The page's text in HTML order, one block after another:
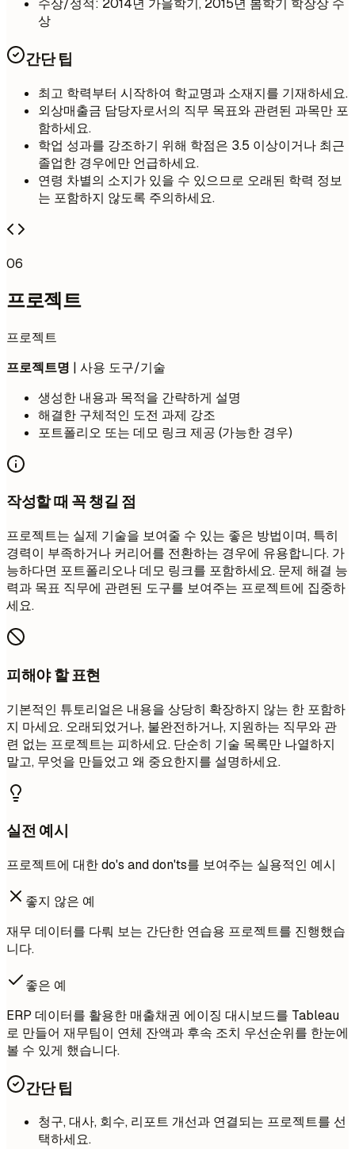
수상/성적: 2014년 가을학기, 2015년 봄학기 학장상 수
상
간단 팁
최고 학력부터 시작하여 학교명과 소재지를 기재하세요.
외상매출금 담당자로서의 직무 목표와 관련된 과목만 포
함하세요.
학업 성과를 강조하기 위해 학점은 3.5 이상이거나 최근
졸업한 경우에만 언급하세요.
연령 차별의 소지가 있을 수 있으므로 오래된 학력 정보
는 포함하지 않도록 주의하세요.
06
프로젝트
프로젝트
프로젝트명 | 사용 도구/기술
생성한 내용과 목적을 간략하게 설명
해결한 구체적인 도전 과제 강조
포트폴리오 또는 데모 링크 제공 (가능한 경우)
작성할 때 꼭 챙길 점
프로젝트는 실제 기술을 보여줄 수 있는 좋은 방법이며, 특히
경력이 부족하거나 커리어를 전환하는 경우에 유용합니다. 가
능하다면 포트폴리오나 데모 링크를 포함하세요. 문제 해결 능
력과 목표 직무에 관련된 도구를 보여주는 프로젝트에 집중하
세요.
피해야 할 표현
기본적인 튜토리얼은 내용을 상당히 확장하지 않는 한 포함하
지 마세요. 오래되었거나, 불완전하거나, 지원하는 직무와 관
련 없는 프로젝트는 피하세요. 단순히 기술 목록만 나열하지
말고, 무엇을 만들었고 왜 중요한지를 설명하세요.
실전 예시
프로젝트에 대한 do's and don'ts를 보여주는 실용적인 예시
좋지 않은 예
재무 데이터를 다뤄 보는 간단한 연습용 프로젝트를 진행했습
니다.
좋은 예
ERP 데이터를 활용한 매출채권 에이징 대시보드를 Tableau
로 만들어 재무팀이 연체 잔액과 후속 조치 우선순위를 한눈에
볼 수 있게 했습니다.
간단 팁
청구, 대사, 회수, 리포트 개선과 연결되는 프로젝트를 선
택하세요.